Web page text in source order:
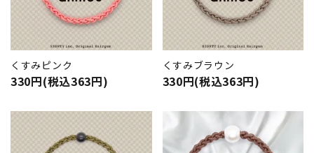
くすみピンク
330円(税込363円)
くすみブラウン
330円(税込363円)